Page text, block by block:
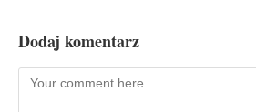
Dodaj komentarz